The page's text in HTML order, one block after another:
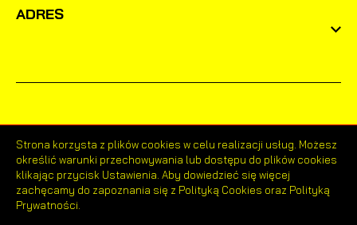
ADRES
Odwiedzin: 1638117
Online: 44
Strona korzysta z plików cookies w celu realizacji usług. Możesz
określić warunki przechowywania lub dostępu do plików cookies
klikając przycisk Ustawienia. Aby dowiedzieć się więcej
zachęcamy do zapoznania się z Polityką Cookies oraz Polityką
Prywatności.